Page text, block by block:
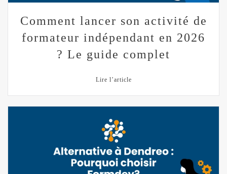
Comment lancer son activité de
formateur indépendant en 2026
? Le guide complet
Lire l’article